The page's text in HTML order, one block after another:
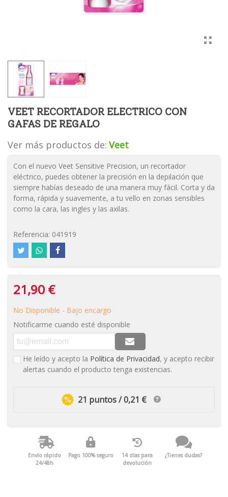
VEET RECORTADOR ELECTRICO CON
GAFAS DE REGALO
Ver más productos de: Veet
Con el nuevo Veet Sensitive Precision, un recortador
eléctrico, puedes obtener la precisión en la depilación que
siempre habías deseado de una manera muy fácil. Corta y da
forma, rápida y suavemente, a tu vello en zonas sensibles
como la cara, las ingles y las axilas.
Referencia: 041919
21,90 €
No Disponible - Bajo encargo
Notificarme cuando esté disponible
He leído y acepto la Política de Privacidad, y acepto recibir
alertas cuando el producto tenga existencias.
21 puntos / 0,21 €
Envío rápido
24/48h
Pago 100% seguro
14 días para
devolución
¿Tienes dudas?